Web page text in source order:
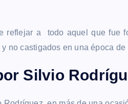
reflejar a todo aquel que fue
no castigados en una época
Silvio